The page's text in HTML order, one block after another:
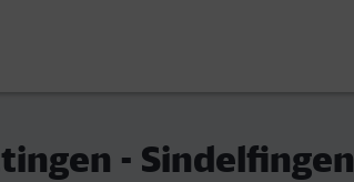
- Sindelfingen